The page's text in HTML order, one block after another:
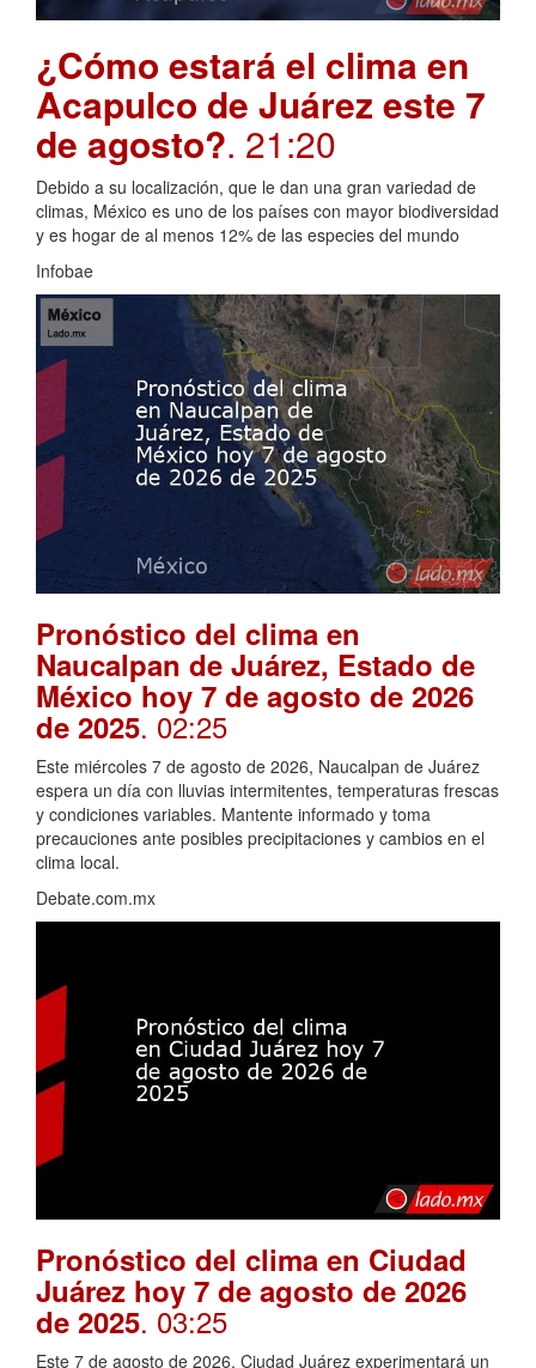
¿Cómo estará el clima en
Acapulco de Juárez este 7
de agosto?. 21:20
Debido a su localización, que le dan una gran variedad de
climas, México es uno de los países con mayor biodiversidad
y es hogar de al menos 12% de las especies del mundo
Infobae
Pronóstico del clima en
Naucalpan de Juárez, Estado de
México hoy 7 de agosto de 2026
de 2025. 02:25
Este miércoles 7 de agosto de 2026, Naucalpan de Juárez
espera un día con lluvias intermitentes, temperaturas frescas
y condiciones variables. Mantente informado y toma
precauciones ante posibles precipitaciones y cambios en el
clima local.
Debate.com.mx
Pronóstico del clima en Ciudad
Juárez hoy 7 de agosto de 2026
de 2025. 03:25
Este 7 de agosto de 2026, Ciudad Juárez experimentará un